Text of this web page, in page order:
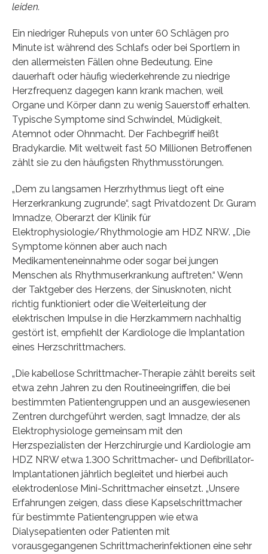
leiden.
Ein niedriger Ruhepuls von unter 60 Schlägen pro
Minute ist während des Schlafs oder bei Sportlern in
den allermeisten Fällen ohne Bedeutung. Eine
dauerhaft oder häufig wiederkehrende zu niedrige
Herzfrequenz dagegen kann krank machen, weil
Organe und Körper dann zu wenig Sauerstoff erhalten.
Typische Symptome sind Schwindel, Müdigkeit,
Atemnot oder Ohnmacht. Der Fachbegriff heißt
Bradykardie. Mit weltweit fast 50 Millionen Betroffenen
zählt sie zu den häufigsten Rhythmusstörungen.
„Dem zu langsamen Herzrhythmus liegt oft eine
Herzerkrankung zugrunde“, sagt Privatdozent Dr. Guram
Imnadze, Oberarzt der Klinik für
Elektrophysiologie/Rhythmologie am HDZ NRW. „Die
Symptome können aber auch nach
Medikamenteneinnahme oder sogar bei jungen
Menschen als Rhythmuserkrankung auftreten.“ Wenn
der Taktgeber des Herzens, der Sinusknoten, nicht
richtig funktioniert oder die Weiterleitung der
elektrischen Impulse in die Herzkammern nachhaltig
gestört ist, empfiehlt der Kardiologe die Implantation
eines Herzschrittmachers.
„Die kabellose Schrittmacher-Therapie zählt bereits seit
etwa zehn Jahren zu den Routineeingriffen, die bei
bestimmten Patientengruppen und an ausgewiesenen
Zentren durchgeführt werden, sagt Imnadze, der als
Elektrophysiologe gemeinsam mit den
Herzspezialisten der Herzchirurgie und Kardiologie am
HDZ NRW etwa 1.300 Schrittmacher- und Defibrillator-
Implantationen jährlich begleitet und hierbei auch
elektrodenlose Mini-Schrittmacher einsetzt. „Unsere
Erfahrungen zeigen, dass diese Kapselschrittmacher
für bestimmte Patientengruppen wie etwa
Dialysepatienten oder Patienten mit
vorausgegangenen Schrittmacherinfektionen eine sehr